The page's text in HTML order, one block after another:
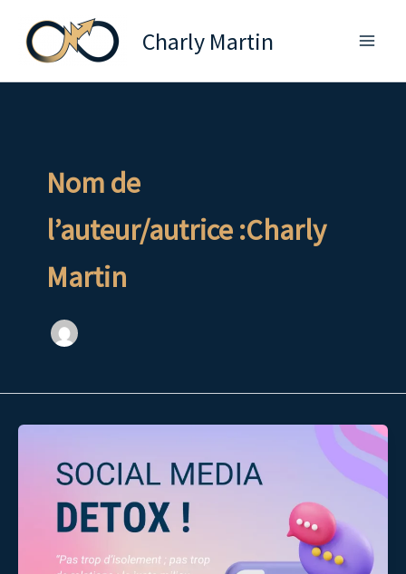
contenu
Charly Martin
Nom de
l’auteur/autrice :Charly
Martin